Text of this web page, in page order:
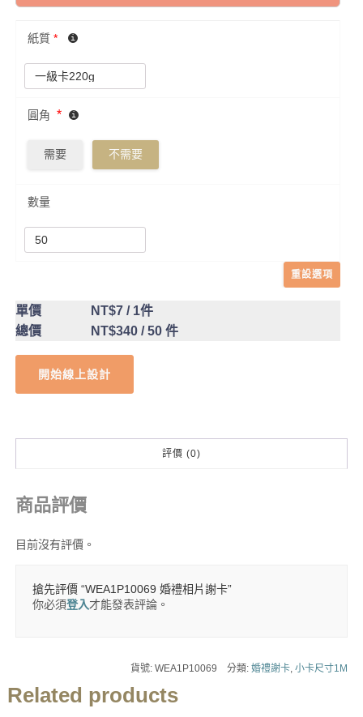
紙質 *
圓角 *
需要 不需要
數量
重設選項
單價 NT$7/ 1件
總價
NT$340/ 50 件
開始線上設計
評價 (0)
商品評價
目前沒有評價。
搶先評價 “WEA1P10069 婚禮相片謝卡”
你必須登入才能發表評論。
貨號:WEA1P10069 分類:婚禮謝卡 ,小卡尺寸1M
Related products